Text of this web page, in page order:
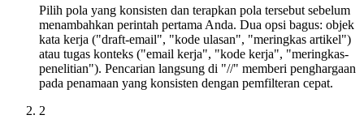
Pilih pola yang konsisten dan terapkan pola tersebut sebelum
menambahkan perintah pertama Anda. Dua opsi bagus: objek
kata kerja ("draft-email", "kode ulasan", "meringkas artikel")
atau tugas konteks ("email kerja", "kode kerja", "meringkas-
penelitian"). Pencarian langsung di "//" memberi penghargaan
pada penamaan yang konsisten dengan pemfilteran cepat.
2